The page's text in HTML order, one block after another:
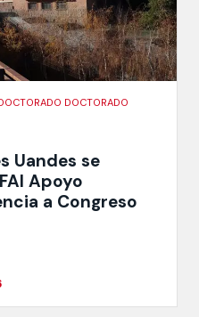
DOCTORADO
Uandes se
Apoyo
a Congreso